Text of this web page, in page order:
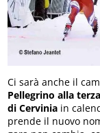
Ci sarà anche il
Pellegrino alla
di Cervinia in
prende il nuovo